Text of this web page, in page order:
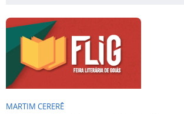
MARTIM CERERÊ